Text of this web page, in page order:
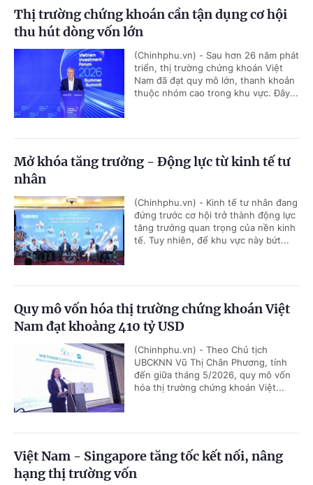
Thị trường chứng khoán cần tận dụng cơ hội
thu hút dòng vốn lớn
(Chinhphu.vn) - Sau hơn 26 năm phát
triển, thị trường chứng khoán Việt
Nam đã đạt quy mô lớn, thanh khoản
thuộc nhóm cao trong khu vực. Đây...
Mở khóa tăng trưởng - Động lực từ kinh tế tư
nhân
(Chinhphu.vn) - Kinh tế tư nhân đang
đứng trước cơ hội trở thành động lực
tăng trưởng quan trọng của nền kinh
tế. Tuy nhiên, để khu vực này bứt...
Quy mô vốn hóa thị trường chứng khoán Việt
Nam đạt khoảng 410 tỷ USD
(Chinhphu.vn) - Theo Chủ tịch
UBCKNN Vũ Thị Chân Phương, tính
đến giữa tháng 5/2026, quy mô vốn
hóa thị trường chứng khoán Việt...
Việt Nam - Singapore tăng tốc kết nối, nâng
hạng thị trường vốn